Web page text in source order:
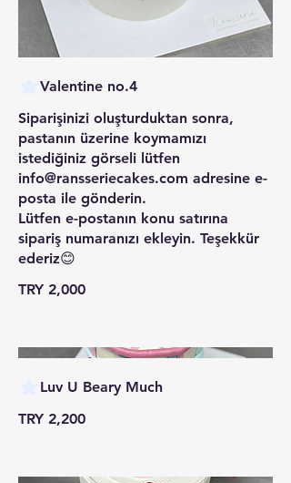
Valentine no.4
Siparişinizi oluşturduktan sonra,
pastanın üzerine koymamızı
istediğiniz görseli lütfen
info@ransseriecakes.com adresine e-
posta ile gönderin.
Lütfen e-postanın konu satırına
sipariş numaranızı ekleyin. Teşekkür
ederiz😊
TRY 2,000
Luv U Beary Much
TRY 2,200